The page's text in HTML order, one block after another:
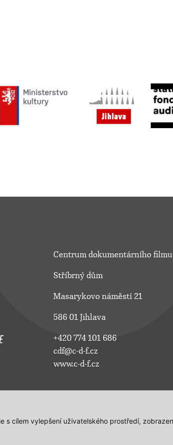
cílem vylepšení uživatelského prostředí,
Centrum dokumentárního filmu
Stříbrný dům
Masarykovo náměstí 21
586 01 Jihlava
+420 774 101 686
cdf@c-d-f.cz
www.c-d-f.cz